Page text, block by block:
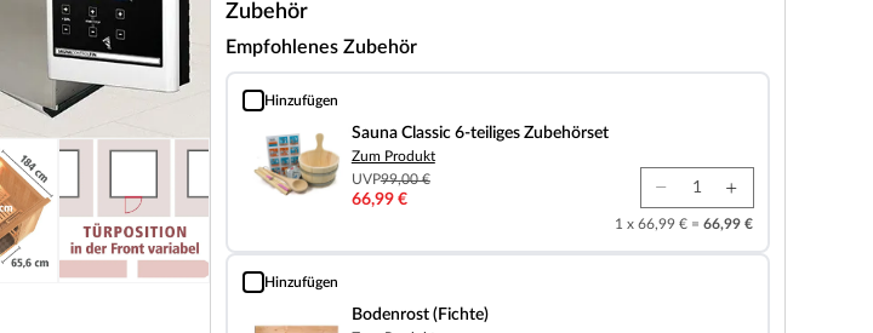
Zubehör
Empfohlenes Zubehör
Hinzufügen
Sauna Classic 6-teiliges Zubehörset
Sauna Classic 6-teiliges Zubehörset
Zum Produkt
UVP99,00 €
66,99 €
1 x 66,99 € = 66,99 €
Hinzufügen
Bodenrost (Fichte)
Bodenrost (Fichte)